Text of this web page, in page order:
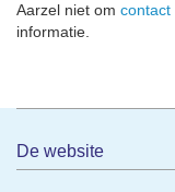
Aarzel niet om contact
informatie.
De website